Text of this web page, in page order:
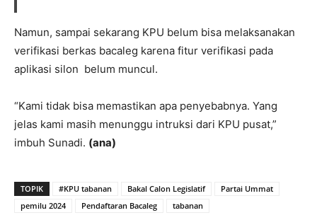
Namun, sampai sekarang KPU belum bisa melaksanakan
verifikasi berkas bacaleg karena fitur verifikasi pada
aplikasi silon belum muncul.
“Kami tidak bisa memastikan apa penyebabnya. Yang
jelas kami masih menunggu intruksi dari KPU pusat,”
imbuh Sunadi. (ana)
TOPIK #KPU tabanan Bakal Calon Legislatif
Partai Ummat
pemilu 2024
Pendaftaran Bacaleg tabanan